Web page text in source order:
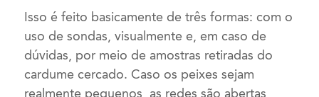
Isso é feito basicamente de três formas: com o
uso de sondas, visualmente e, em caso de
dúvidas, por meio de amostras retiradas do
cardume cercado. Caso os peixes sejam
realmente pequenos, as redes são abertas